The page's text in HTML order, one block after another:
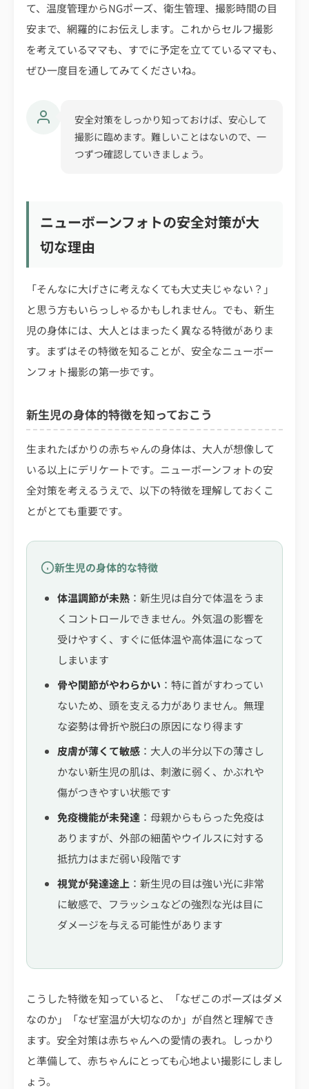
て、温度管理からNGポーズ、衛生管理、撮影時間の目
安まで、網羅的にお伝えします。これからセルフ撮影
を考えているママも、すでに予定を立てているママも、
ぜひ一度目を通してみてくださいね。
安全対策をしっかり知っておけば、安心して
撮影に臨めます。難しいことはないので、一
つずつ確認していきましょう。
ニューボーンフォトの安全対策が大
切な理由
「そんなに大げさに考えなくても大丈夫じゃない？」
と思う方もいらっしゃるかもしれません。でも、新生
児の身体には、大人とはまったく異なる特徴がありま
す。まずはその特徴を知ることが、安全なニューボー
ンフォト撮影の第一歩です。
新生児の身体的特徴を知っておこう
生まれたばかりの赤ちゃんの身体は、大人が想像して
いる以上にデリケートです。ニューボーンフォトの安
全対策を考えるうえで、以下の特徴を理解しておくこ
とがとても重要です。
新生児の身体的な特徴
体温調節が未熟 ：新生児は自分で体温をうま
くコントロールできません。外気温の影響を
受けやすく、すぐに低体温や高体温になって
しまいます
骨や関節がやわらかい ：特に首がすわってい
ないため、頭を支える力がありません。無理
な姿勢は骨折や脱臼の原因になり得ます
皮膚が薄くて敏感 ：大人の半分以下の薄さし
かない新生児の肌は、刺激に弱く、かぶれや
傷がつきやすい状態です
免疫機能が未発達 ：母親からもらった免疫は
ありますが、外部の細菌やウイルスに対する
抵抗力はまだ弱い段階です
視覚が発達途上 ：新生児の目は強い光に非常
に敏感で、フラッシュなどの強烈な光は目に
ダメージを与える可能性があります
こうした特徴を知っていると、「なぜこのポーズはダメ
なのか」「なぜ室温が大切なのか」が自然と理解でき
ます。安全対策は赤ちゃんへの愛情の表れ。しっかり
と準備して、赤ちゃんにとっても心地よい撮影にしまし
ょう。